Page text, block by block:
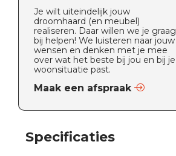
Je wilt uiteindelijk jouw
droomhaard (en meubel)
realiseren. Daar willen we je graag
bij helpen! We luisteren naar jouw
wensen en denken met je mee
over wat het beste bij jou en bij je
woonsituatie past.
Maak een afspraak
Specificaties